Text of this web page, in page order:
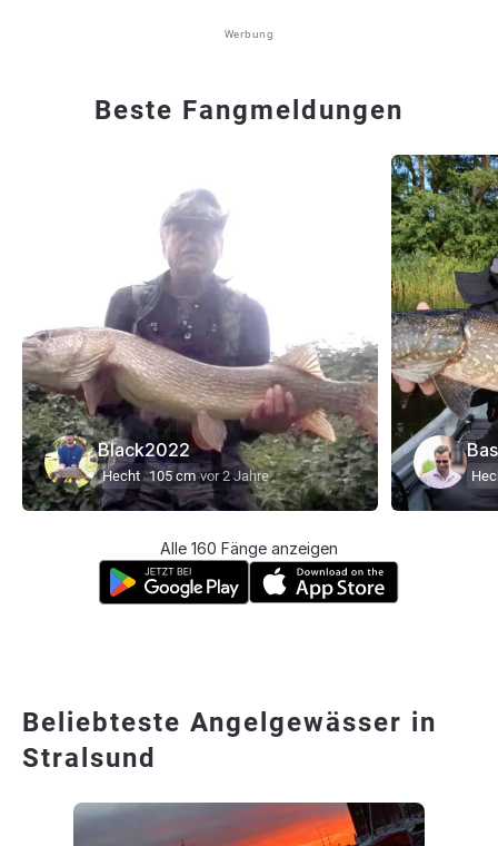
Werbung
Beste Fangmeldungen
Black2022
Hecht 105 cm vor 2 Jahre
Alle 160 Fänge anzeigen
Beliebteste Angelgewässer in
Stralsund